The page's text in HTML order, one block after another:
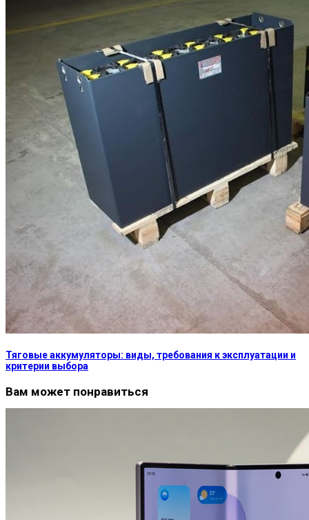
Тяговые аккумуляторы: виды, требования к эксплуатации и
критерии выбора
Вам может понравиться